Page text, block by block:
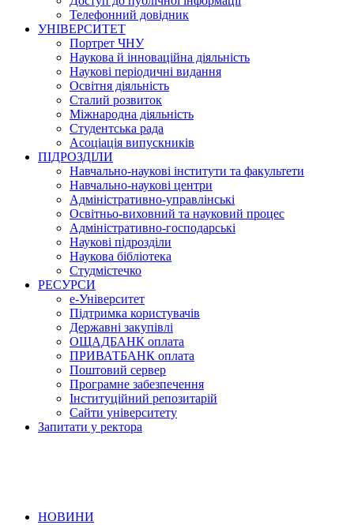
Телефонний довідник
УНІВЕРСИТЕТ
Портрет ЧНУ
Наукова й інноваційна діяльність
Наукові періодичні видання
Освітня діяльність
Сталий розвиток
Міжнародна діяльність
Студентська рада
Асоціація випускників
ПІДРОЗДІЛИ
Навчально-наукові інститути та факультети
Навчально-наукові центри
Адміністративно-управлінські
Освітньо-виховний та науковий процес
Адміністративно-господарські
Наукові підрозділи
Наукова бібліотека
Студмістечко
РЕСУРСИ
е-Університет
Підтримка користувачів
Державні закупівлі
ОЩАДБАНК оплата
ПРИВАТБАНК оплата
Поштовий сервер
Програмне забезпечення
Інституційний репозитарій
Сайти університету
Запитати у ректора
НОВИНИ